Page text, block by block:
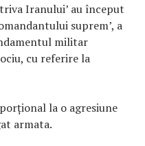
Iranului’ au început
suprem’, a
militar
cu referire la
la o agresiune
armata.